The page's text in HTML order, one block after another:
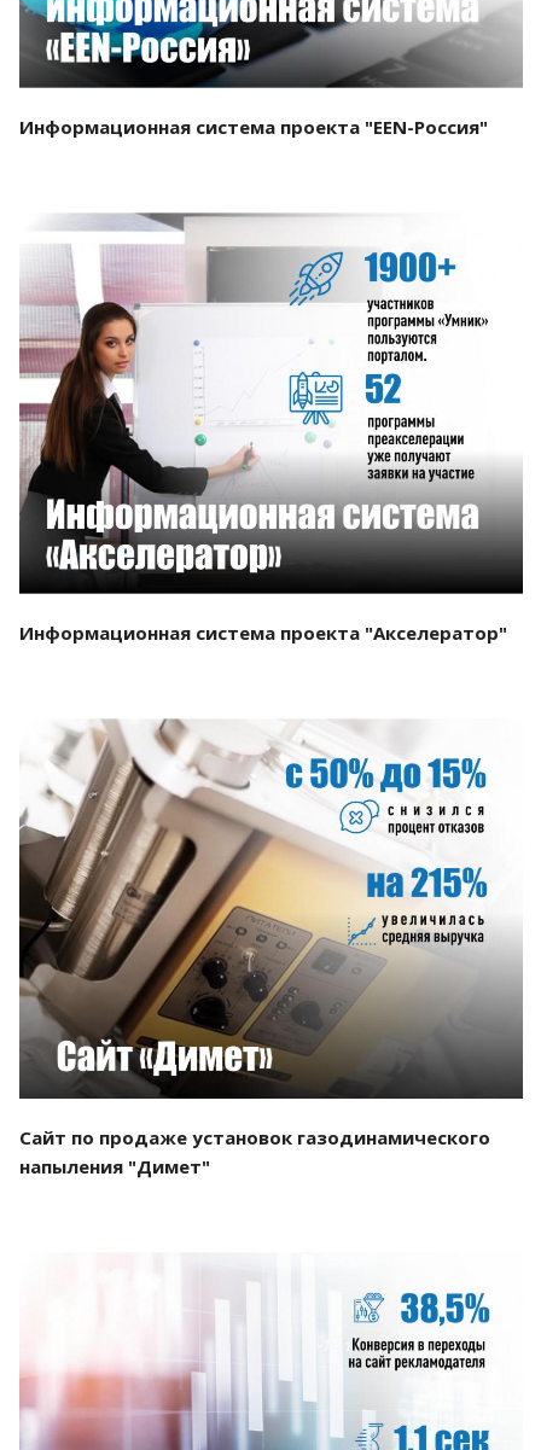
Информационная система проекта "EEN-Россия"
Смотреть проект
Информационная система проекта "Акселератор"
Смотреть проект
Сайт по продаже установок газодинамического
напыления "Димет"